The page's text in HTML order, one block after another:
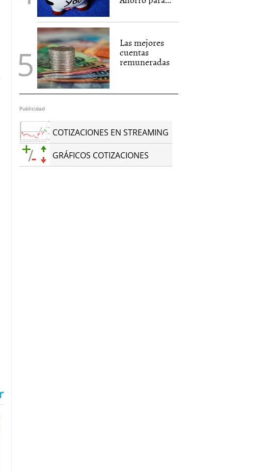
Las mejores
cuentas
remuneradas
Publicidad
COTIZACIONES EN STREAMING
GRÁFICOS COTIZACIONES